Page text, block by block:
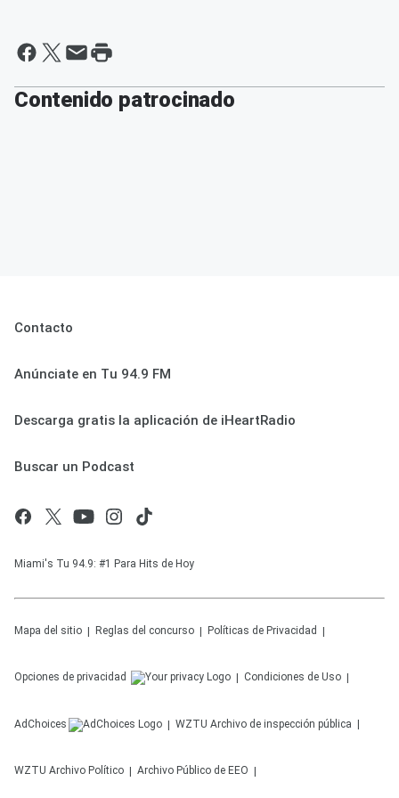
Contenido patrocinado
Contacto
Anúnciate en Tu 94.9 FM
Descarga gratis la aplicación de iHeartRadio
Buscar un Podcast
Miami's Tu 94.9: #1 Para Hits de Hoy
Mapa del sitio Reglas del concurso Políticas de Privacidad
Opciones de privacidad Condiciones de Uso
AdChoices WZTU Archivo de inspección pública
WZTU Archivo Político Archivo Público de EEO